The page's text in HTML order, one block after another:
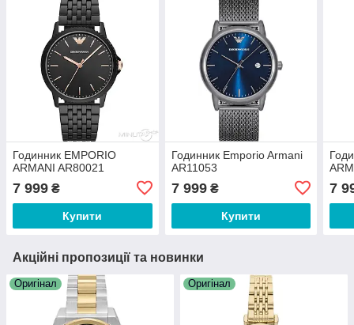
Годинник EMPORIO
ARMANI AR80021
7 999 ₴
Купити
Годинник Emporio Armani
AR11053
7 999₴
Купити
7
Акційні пропозиції та новинки
Оригінал Оригінал